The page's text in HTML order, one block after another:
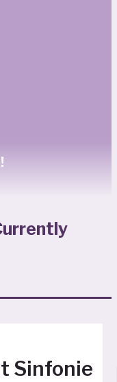
Sinfonie